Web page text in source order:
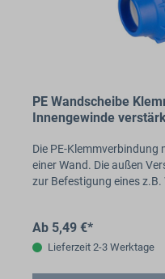
PE Wandscheibe
Innengewinde
Die PE-
einer Wand. Die außen
zur Befestigung eines
Ab 5,49 €*
Lieferzeit 2-3 Werktage